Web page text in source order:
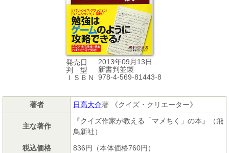
発売日
2013年09月13日
判 型
新書判並製
ＩＳＢＮ
978-4-569-81443-8
著者 日高大介著 《クイズ・クリエーター》
主な著作
『クイズ作家が教える「マメちく」の本』（飛
鳥新社）
税込価格
836円（本体価格760円）